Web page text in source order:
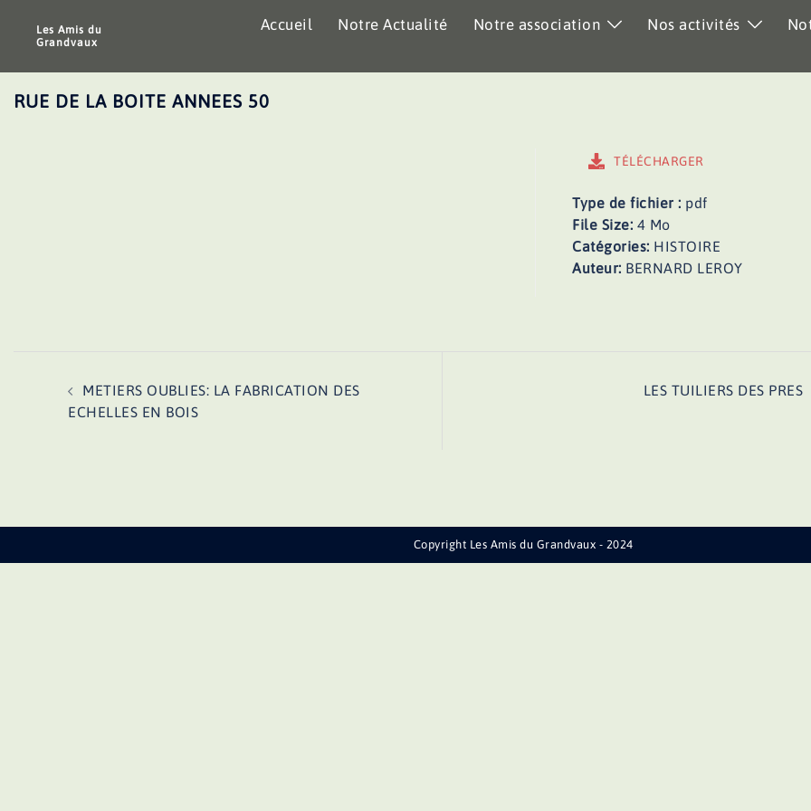
Les Amis du
Grandvaux
Accueil Notre Actualité Notre association Nos activités
RUE DE LA BOITE ANNEES 50
TÉLÉCHARGER
Type de fichier : pdf
File Size: 4 Mo
Catégories: HISTOIRE
Auteur: BERNARD LEROY
d’article
METIERS OUBLIES: LA FABRICATION DES
ECHELLES EN BOIS
LES TUILIERS DES PRES
Copyright Les Amis du Grandvaux - 2024